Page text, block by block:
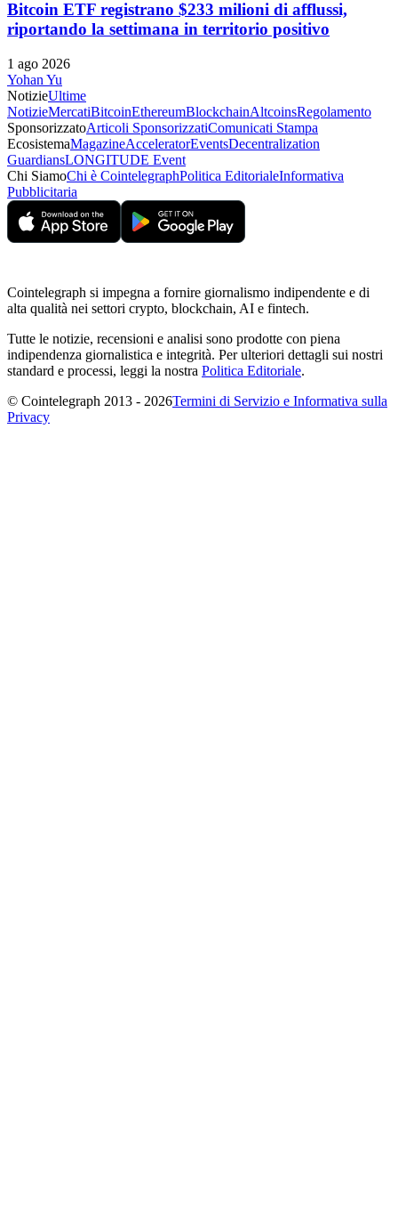
Bitcoin ETF registrano $233 milioni di afflussi,
riportando la settimana in territorio positivo
1 ago 2026
Yohan Yu
NotizieUltime
NotizieMercatiBitcoinEthereumBlockchainAltcoinsRegolamento
SponsorizzatoArticoli SponsorizzatiComunicati Stampa
EcosistemaMagazineAcceleratorEventsDecentralization
GuardiansLONGITUDE Event
Chi SiamoChi è CointelegraphPolitica EditorialeInformativa
Pubblicitaria
Cointelegraph si impegna a fornire giornalismo indipendente e di
alta qualità nei settori crypto, blockchain, AI e fintech.
Tutte le notizie, recensioni e analisi sono prodotte con piena
indipendenza giornalistica e integrità. Per ulteriori dettagli sui nostri
standard e processi, leggi la nostra Politica Editoriale.
© Cointelegraph 2013 - 2026Termini di Servizio e Informativa sulla
Privacy